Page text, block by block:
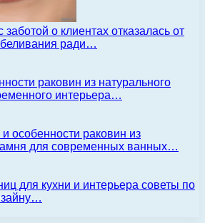
о клиентах отказалась от
ради…
раковин из натурального
интерьера…
особенности раковин из
для современных ванных…
для кухни и интерьера советы по